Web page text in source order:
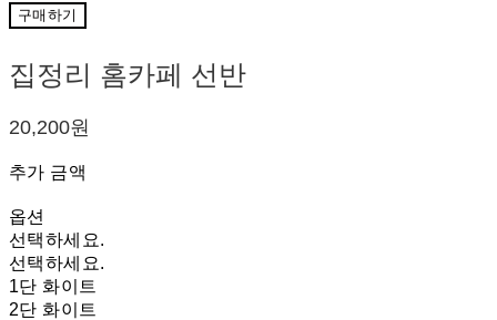
구매하기
집정리 홈카페 선반
20,200원
추가 금액
옵션
선택하세요.
선택하세요.
1단 화이트
2단 화이트